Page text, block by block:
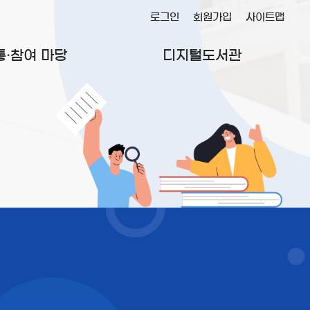
·참여 마당 디지털도서관
로그인 회원가입 사이트맵